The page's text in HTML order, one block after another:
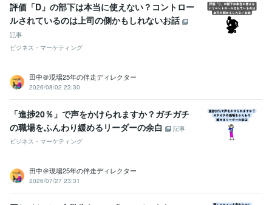
評価「D」の部下は本当に使えない？コントロー
ルされているのは上司の側かもしれないお話
記事
ビジネス・マーケティング
田中＠現場25年の伴走ディレクター
2026/08/02 23:30
「進捗20％」で声をかけられますか？ガチガチ
の職場をふんわり緩めるリーダーの余白
記事
ビジネス・マーケティング
田中＠現場25年の伴走ディレクター
2026/07/27 23:31